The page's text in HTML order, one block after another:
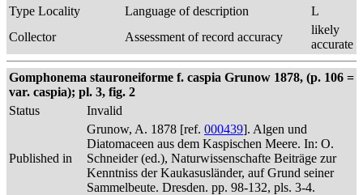
Type Locality
Language of description
L
Collector
Assessment of record accuracy
likely
accurate
Gomphonema stauroneiforme f. caspia Grunow 1878, (p. 106 =
var. caspia); pl. 3, fig. 2
Status
Invalid
Published in
Grunow, A. 1878 [ref. 000439]. Algen und
Diatomaceen aus dem Kaspischen Meere. In: O.
Schneider (ed.), Naturwissenschafte Beiträge zur
Kenntniss der Kaukasusländer, auf Grund seiner
Sammelbeute. Dresden. pp. 98-132, pls. 3-4.